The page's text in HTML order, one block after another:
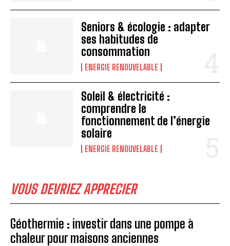
Seniors & écologie : adapter
ses habitudes de
consommation
ENERGIE RENOUVELABLE
Soleil & électricité :
comprendre le
fonctionnement de l’énergie
solaire
ENERGIE RENOUVELABLE
VOUS DEVRIEZ APPRECIER
Géothermie : investir dans une pompe à
chaleur pour maisons anciennes